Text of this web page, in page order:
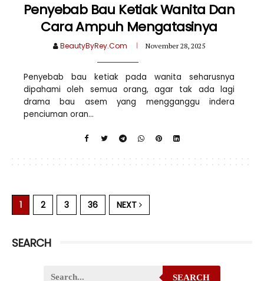
Penyebab Bau Ketiak Wanita Dan
Cara Ampuh Mengatasinya
BeautyByRey.Com November 28, 2025
Penyebab bau ketiak pada wanita seharusnya
dipahami oleh semua orang, agar tak ada lagi
drama bau asem yang mengganggu indera
penciuman oran...
1 2 3 36 NEXT
SEARCH
SEARCH